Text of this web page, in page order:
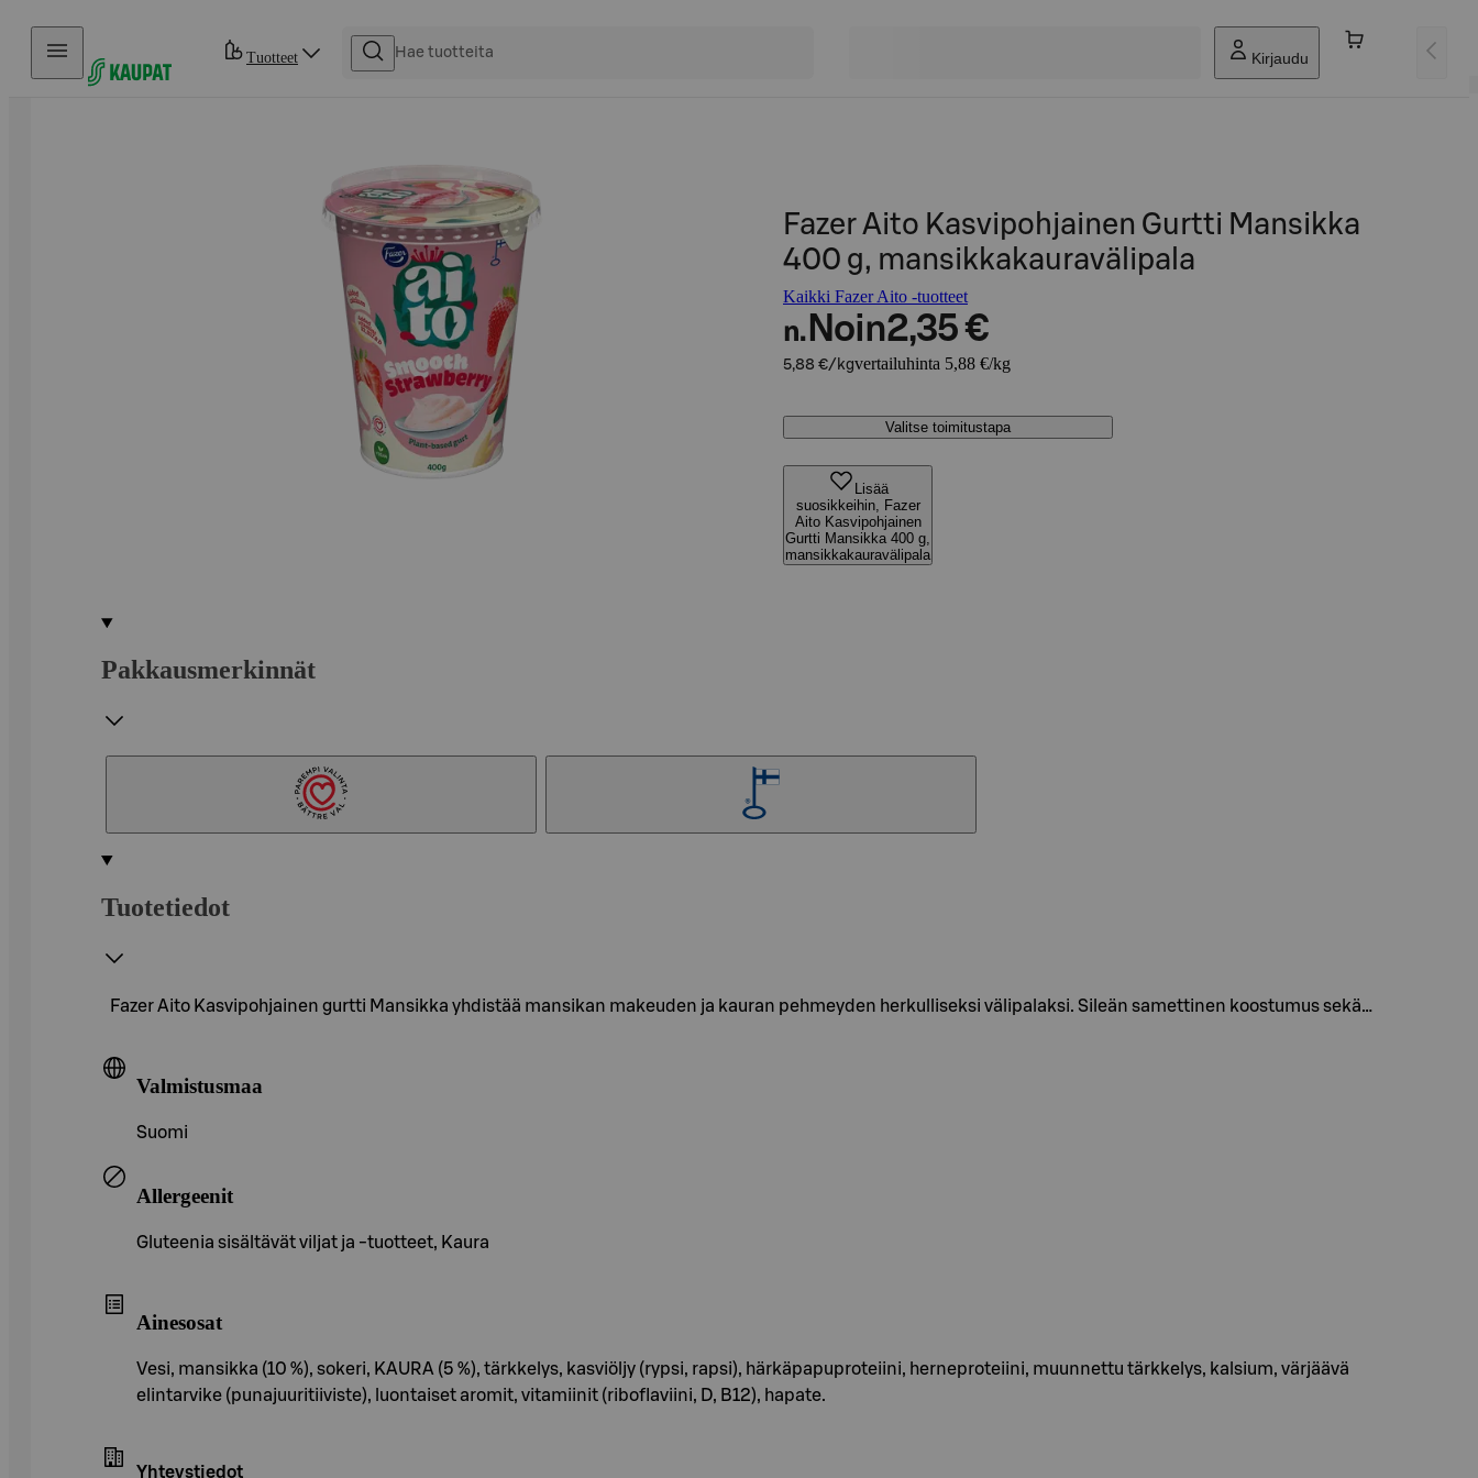
Hyppää sisältöön
Tuotteet Kirjaudu
Fazer Aito Kasvipohjainen Gurtti Mansikka
400 g, mansikkakauravälipala
Kaikki Fazer Aito -tuotteet
n. Noin2,35 €
5,88 €/kgvertailuhinta 5,88 €/kg
Valitse toimitustapa
Lisää
suosikkeihin, Fazer
Aito Kasvipohjainen
Gurtti Mansikka 400 g,
mansikkakauravälipala
Pakkausmerkinnät
Tuotetiedot
Fazer Aito Kasvipohjainen gurtti Mansikka yhdistää mansikan makeuden ja kauran pehmeyden herkulliseksi välipalaksi. Sileän samettinen koostumus sekä…
Valmistusmaa
Suomi
Allergeenit
Gluteenia sisältävät viljat ja -tuotteet, Kaura
Ainesosat
Vesi, mansikka (10 %), sokeri, KAURA (5 %), tärkkelys, kasviöljy (rypsi, rapsi), härkäpapuproteiini, herneproteiini, muunnettu tärkkelys, kalsium, värjäävä
elintarvike (punajuuritiiviste), luontaiset aromit, vitamiinit (riboflaviini, D, B12), hapate.
Yhteystiedot